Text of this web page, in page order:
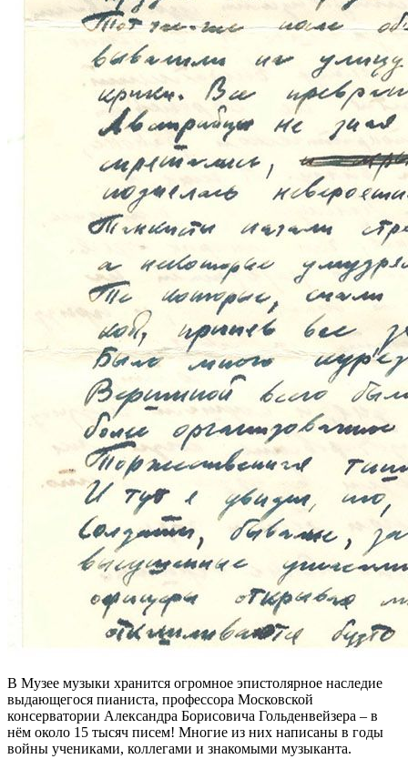
В Музее музыки хранится огромное эпистолярное наследие
выдающегося пианиста, профессора Московской
консерватории Александра Борисовича Гольденвейзера – в
нём около 15 тысяч писем! Многие из них написаны в годы
войны учениками, коллегами и знакомыми музыканта.